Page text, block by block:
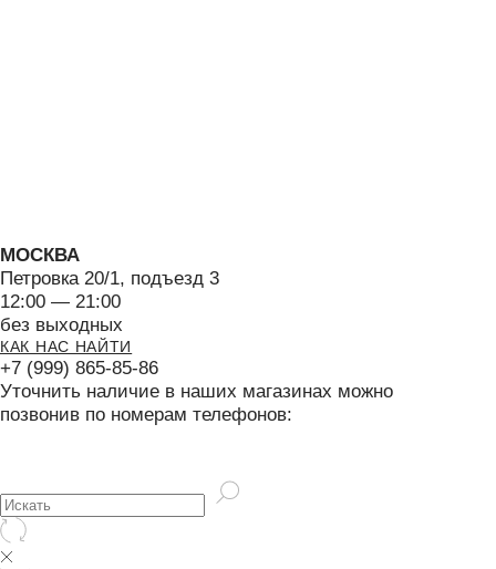
Нажимая на кнопку "Подписаться" я соглашаюсь на обработку моих
персональных данных и ознакомлен (а) с условиями Политики
конфиденциальности, Также я выражаю свое Согласие с ч.1 ст.18 ФЗ от
13/03/2006 №38-ФЗ "О рекламе" на направление мне на указанную мной
электронную почту информационных, рекламно-информационных сообщений
Москва, Петровка 20/1
Вакансии